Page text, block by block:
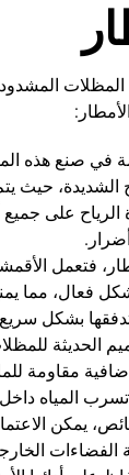
في صنع هذه
الشديدة، حيث
الرياح على
فتعمل
فعال، مما
بشكل
الحديثة
مقاومة
المياه
يمكن
الفضاءات